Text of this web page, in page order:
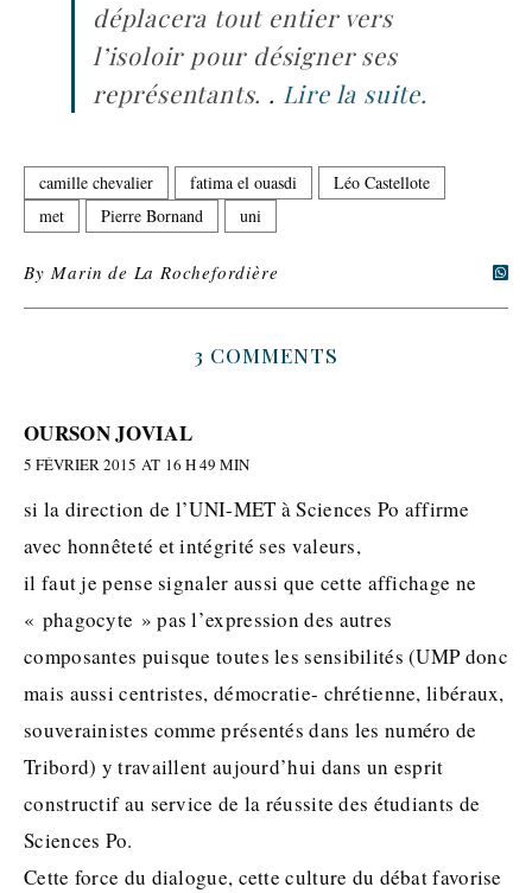
déplacera tout entier vers
l’isoloir pour désigner ses
représentants. . Lire la suite.
camille chevalier fatima el ouasdi
Léo Castellote
met
Pierre Bornand uni
ByMarin de La Rochefordière
3 COMMENTS
OURSON JOVIAL
5 FÉVRIER 2015 AT 16 H 49 MIN
si la direction de l’UNI-MET à Sciences Po affirme
avec honnêteté et intégrité ses valeurs,
il faut je pense signaler aussi que cette affichage ne
« phagocyte » pas l’expression des autres
composantes puisque toutes les sensibilités (UMP donc
mais aussi centristes, démocratie- chrétienne, libéraux,
souverainistes comme présentés dans les numéro de
Tribord) y travaillent aujourd’hui dans un esprit
constructif au service de la réussite des étudiants de
Sciences Po.
Cette force du dialogue, cette culture du débat favorise